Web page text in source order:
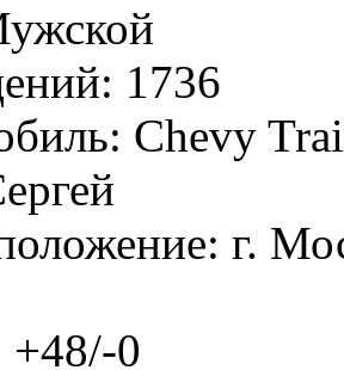
1736
Chevy
г.
+48/-0